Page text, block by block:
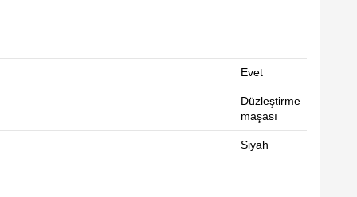
Evet
Düzleştirme
maşası
Siyah